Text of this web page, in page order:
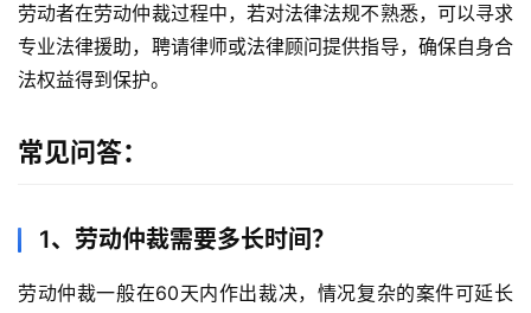
劳动者在劳动仲裁过程中，若对法律法规不熟悉，可以寻求
专业法律援助，聘请律师或法律顾问提供指导，确保自身合
法权益得到保护。
常见问答：
1、劳动仲裁需要多长时间？
劳动仲裁一般在60天内作出裁决，情况复杂的案件可延长